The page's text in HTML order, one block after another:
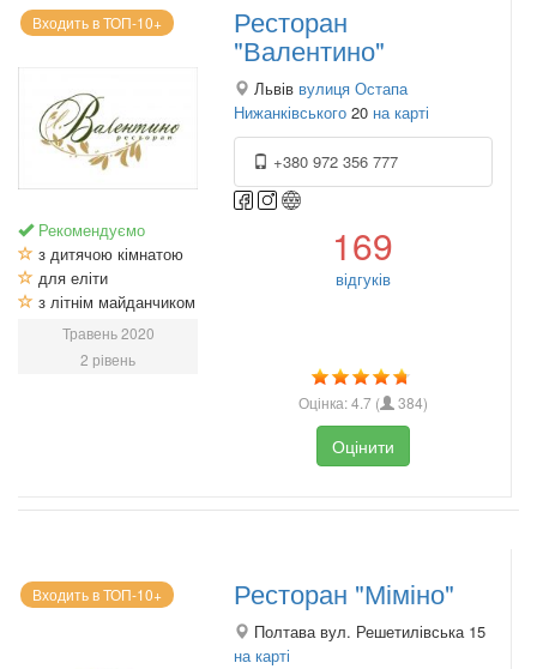
Входить в ТОП-10+
Рекомендуємо
з дитячою кімнатою
для еліти
з літнім майданчиком
Травень 2020
2 рівень
Ресторан
"Валентино"
Львів вулиця Остапа
Нижанківського 20 на карті
+380 972 356 777
169
відгуків
Оцінка:4.7 ( 384)
Оцінити
Входить в ТОП-10+ Ресторан "Міміно"
Полтава вул. Решетилівська 15
на карті